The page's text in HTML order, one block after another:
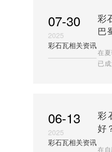
07-30
2025
彩石瓦相关资讯
彩
巴
在
已
06-13
2025
彩石瓦相关资讯
彩
好
在